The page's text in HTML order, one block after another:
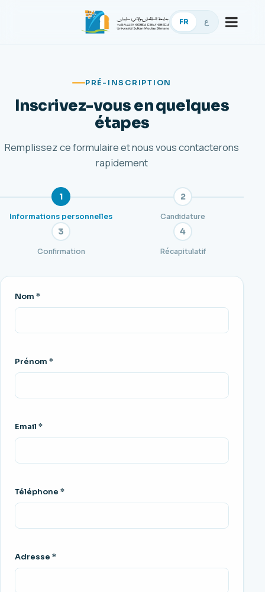
FR ع
PRÉ-INSCRIPTION
Inscrivez-vous en quelques
étapes
Remplissez ce formulaire et nous vous contacterons
rapidement
1
Informations personnelles
2
Candidature
3
Confirmation
4
Récapitulatif
Nom *
Prénom *
Email *
Téléphone *
Adresse *